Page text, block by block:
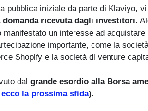
pubblica iniziale da parte di Klaviyo,
ricevuta dagli investitori.
un interesse ad
importante, come la
Shopify e la società di venture
dal grande esordio alla Borsa
la prossima sfida).